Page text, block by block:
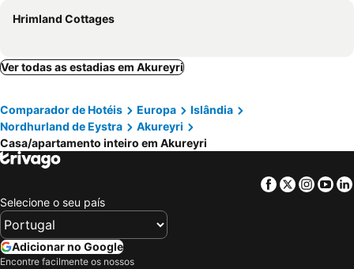
Hrimland Cottages
Ver todas as estadias em Akureyri
Comparador de Hotéis Europa
Islândia
Nordhurland de Eystra
Akureyri
Casa/apartamento inteiro em Akureyri
Facebook
Twitter
Selecione o seu país
Adicionar no Google
Encontre facilmente os nossos